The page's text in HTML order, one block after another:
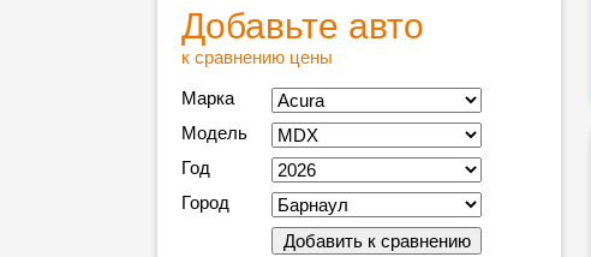
Добавьте авто
к сравнению цены
Марка
Модель
Год
Город